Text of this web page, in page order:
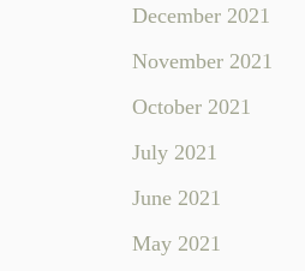
December 2021
November 2021
October 2021
July 2021
June 2021
May 2021